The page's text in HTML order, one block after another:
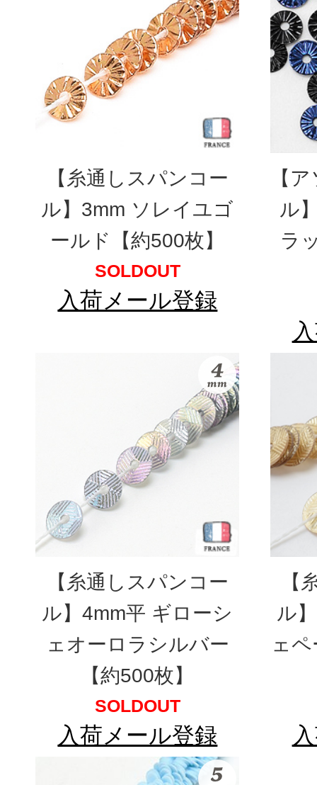
【糸通しスパンコー
ル】3mm ソレイユゴ
ールド【約500枚】
SOLDOUT
入荷メール登録
【
ル
ラ
【糸通しスパンコー
ル】4mm平 ギローシ
ェオーロラシルバー
【約500枚】
SOLDOUT
入荷メール登録
【
ル
ェ